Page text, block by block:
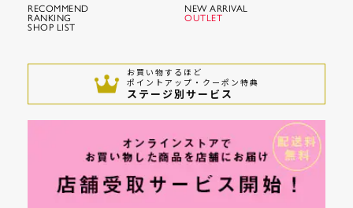
RECOMMEND
NEW ARRIVAL
RANKING
OUTLET
SHOP LIST
お買い物するほど
ポイントアップ・クーポン特典
ステージ別サービス